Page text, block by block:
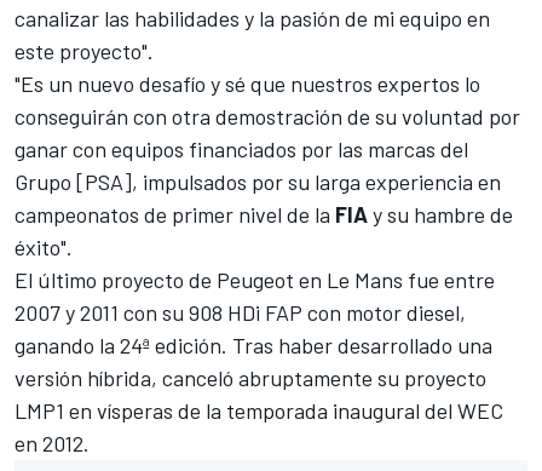
canalizar las habilidades y la pasión de mi equipo en
este proyecto".
"Es un nuevo desafío y sé que nuestros expertos lo
conseguirán con otra demostración de su voluntad por
ganar con equipos financiados por las marcas del
Grupo [PSA], impulsados por su larga experiencia en
campeonatos de primer nivel de la FIAy su hambre de
éxito".
El último proyecto de Peugeot en Le Mans fue entre
2007 y 2011 con su 908 HDi FAP con motor diesel,
ganando la 24ª edición. Tras haber desarrollado una
versión híbrida, canceló abruptamente su proyecto
LMP1 en vísperas de la temporada inaugural del WEC
en 2012.